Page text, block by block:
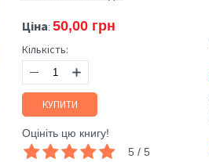
Ціна: 50,00 грн
Кількість:
КУПИТИ
Оцініть цю книгу!
5 / 5